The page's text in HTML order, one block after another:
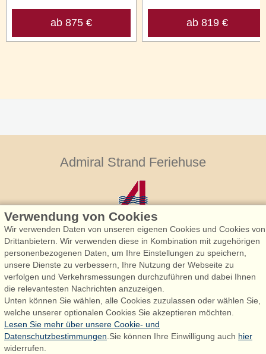
ab 875 € ab 819 €
Admiral Strand Feriehuse
Admiral Strand Feriehuse, Lønne
Houstrupvej 170, Lønne
6830 Nørre Nebel
booking@admiralstrand.com
+45 70 60 87 78
Verwendung von Cookies
Wir verwenden Daten von unseren eigenen Cookies und Cookies von
Drittanbietern. Wir verwenden diese in Kombination mit zugehörigen
personenbezogenen Daten, um Ihre Einstellungen zu speichern,
unsere Dienste zu verbessern, Ihre Nutzung der Webseite zu
verfolgen und Verkehrsmessungen durchzuführen und dabei Ihnen
die relevantesten Nachrichten anzuzeigen.
Unten können Sie wählen, alle Cookies zuzulassen oder wählen Sie,
welche unserer optionalen Cookies Sie akzeptieren möchten.
Lesen Sie mehr über unsere Cookie- und
Datenschutzbestimmungen .Sie können Ihre Einwilligung auch hier
widerrufen.